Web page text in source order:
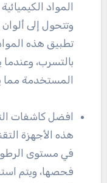
المواد
وتتحول إلى
تطبيق هذه
بالتسرب،
المستخدمة مما
افضل كاشفات
هذه الأجهزة
في مستوى
فحصها، ويتم